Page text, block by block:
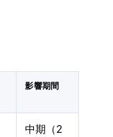
影響期間
中期（2